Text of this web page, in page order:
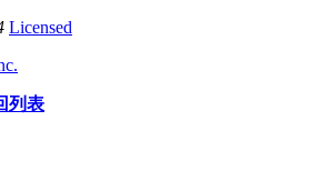
Licensed
列表